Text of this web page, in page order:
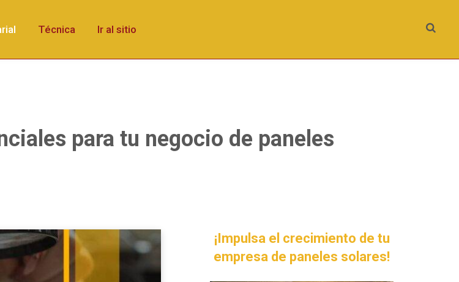
Técnica Ir al sitio
para tu negocio de paneles
¡Impulsa el crecimiento de tu
empresa de paneles solares!